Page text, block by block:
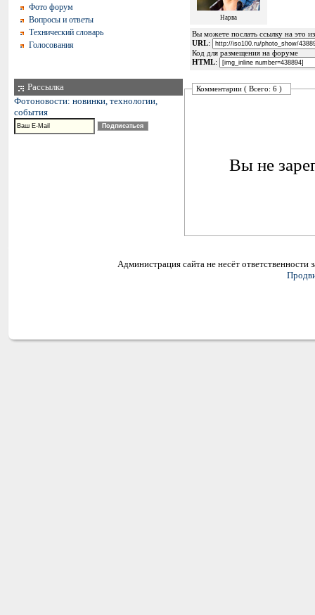
Фото форум
Вопросы и ответы
Технический словарь
Голосования
Рассылка
Фотоновости: новинки, технологии,
события
Нарва
Вы можете послать ссылку на это
URL:
Код для размещения на форуме
HTML:
Комментарии ( Всего: 6 )
Вы не
Администрация сайта не несёт